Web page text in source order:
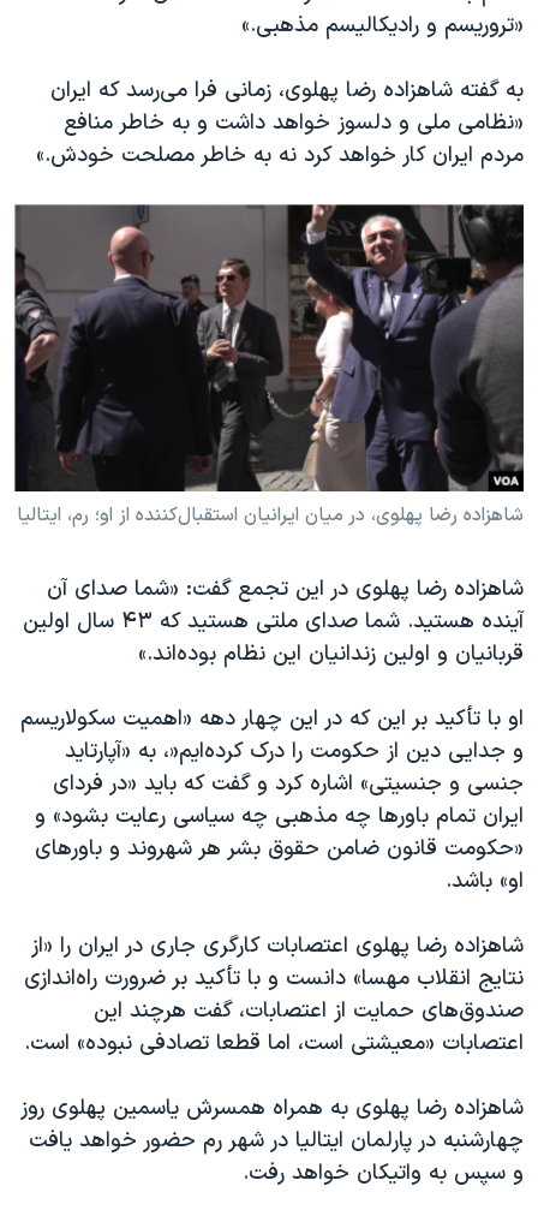
«تروریسم و رادیکالیسم مذهبی.»
به گفته شاهزاده رضا پهلوی، زمانی فرا می‌رسد که ایران
«نظامی ملی و دلسوز خواهد داشت و به خاطر منافع
مردم ایران کار خواهد کرد نه به خاطر مصلحت خودش.»
شاهزاده رضا پهلوی، در میان ایرانیان استقبال‌کننده از او؛ رم، ایتالیا
شاهزاده رضا پهلوی در این تجمع گفت: «شما صدای آن
آینده هستید. شما صدای ملتی هستید که ۴۳ سال اولین
قربانیان و اولین زندانیان این نظام بوده‌اند.»
او با تأکید بر این که در این چهار دهه «اهمیت سکولاریسم
و جدایی دین از حکومت را درک کرده‌ایم«، به «آپارتاید
جنسی و جنسیتی» اشاره کرد و گفت که باید «در فردای
ایران تمام باورها چه مذهبی چه سیاسی رعایت بشود» و
«حکومت قانون ضامن حقوق بشر هر شهروند و باورهای
او» باشد.
شاهزاده رضا پهلوی اعتصابات کارگری جاری در ایران را «از
نتایج انقلاب مهسا» دانست و با تأکید بر ضرورت راه‌اندازی
صندوق‌های حمایت از اعتصابات، گفت هرچند این
اعتصابات «معیشتی است، اما قطعا تصادفی نبوده» است.
شاهزاده رضا پهلوی به همراه همسرش یاسمین پهلوی روز
چهارشنبه در پارلمان ایتالیا در شهر رم حضور خواهد یافت
و سپس به واتیکان خواهد رفت.